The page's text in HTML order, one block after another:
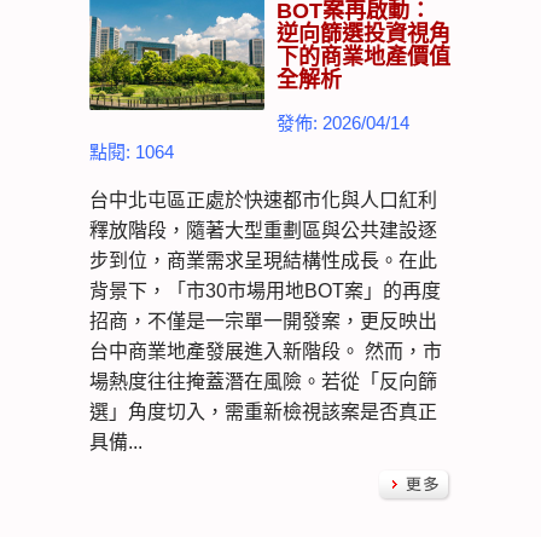
BOT案再啟動：
逆向篩選投資視角
下的商業地產價值
全解析
發佈: 2026/04/14
點閱: 1064
台中北屯區正處於快速都市化與人口紅利
釋放階段，隨著大型重劃區與公共建設逐
步到位，商業需求呈現結構性成長。在此
背景下，「市30市場用地BOT案」的再度
招商，不僅是一宗單一開發案，更反映出
台中商業地產發展進入新階段。 然而，市
場熱度往往掩蓋潛在風險。若從「反向篩
選」角度切入，需重新檢視該案是否真正
具備...